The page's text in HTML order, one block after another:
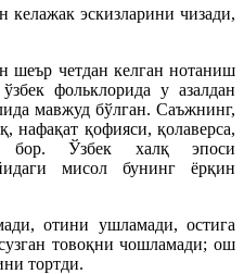
эскизларини чизади,
шеър четдан келган нотаниш
фольклорида у азалдан
мавжуд бўлган. Саъжнинг,
нафақат қофияси, қолаверса,
бор. Ўзбек халқ эпоси
мисол бунинг ёрқин
отини ушламади, остига
товоқни чошламади; ош
тортди.